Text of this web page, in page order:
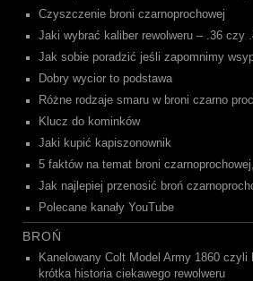
Czyszczenie broni czarnoprochowej
Jaki wybrać kaliber rewolweru – .36 czy
Jak sobie poradzić jeśli zapomnimy
Dobry wycior to podstawa
Różne rodzaje smaru w broni czarno
Klucz do kominków
Jaki kupić kapiszonownik
5 faktów na temat broni
Jak najlepiej przenosić broń
Polecane kanały YouTube
BROŃ
Kanelowany Colt Model Army 1860 czyli
krótka historia ciekawego rewolweru